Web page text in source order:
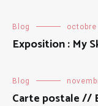
Blog
Exposition : My
Blog
Carte postale //